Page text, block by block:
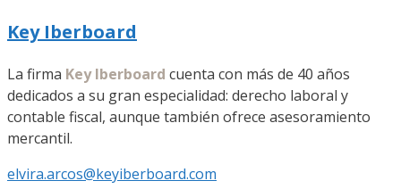
Key Iberboard
La firma Key Iberboard cuenta con más de 40 años
dedicados a su gran especialidad: derecho laboral y
contable fiscal, aunque también ofrece asesoramiento
mercantil.
elvira.arcos@keyiberboard.com